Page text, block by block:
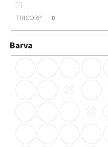
TRICORP 0
Barva